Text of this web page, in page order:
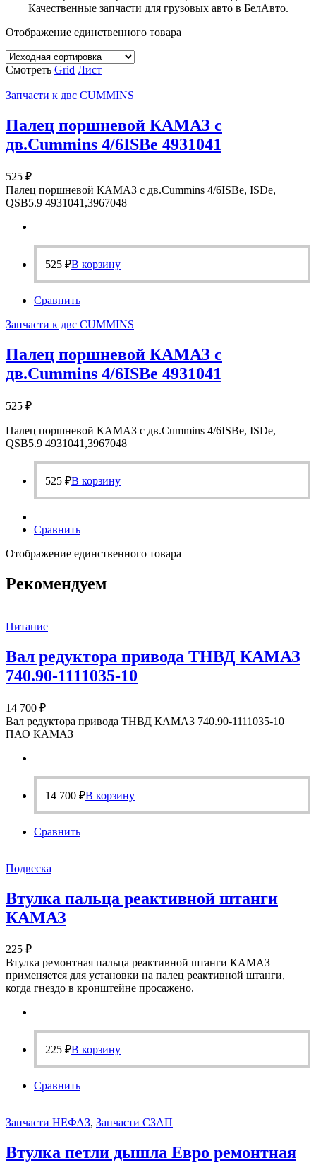
Качественные запчасти для грузовых авто в БелАвто.
Отображение единственного товара
Смотреть Grid Лист
Запчасти к двс CUMMINS
Палец поршневой КАМАЗ с
дв.Cummins 4/6ISBe 4931041
525 ₽
Палец поршневой КАМАЗ с дв.Cummins 4/6ISBe, ISDe,
QSB5.9 4931041,3967048
525 ₽В корзину
Сравнить
Запчасти к двс CUMMINS
Палец поршневой КАМАЗ с
дв.Cummins 4/6ISBe 4931041
525 ₽
Палец поршневой КАМАЗ с дв.Cummins 4/6ISBe, ISDe,
QSB5.9 4931041,3967048
525 ₽В корзину
Сравнить
Отображение единственного товара
Рекомендуем
Питание
Вал редуктора привода ТНВД КАМАЗ
740.90-1111035-10
14 700 ₽
Вал редуктора привода ТНВД КАМАЗ 740.90-1111035-10
ПАО КАМАЗ
14 700 ₽В корзину
Сравнить
Подвеска
Втулка пальца реактивной штанги
КАМАЗ
225 ₽
Втулка ремонтная пальца реактивной штанги КАМАЗ
применяется для установки на палец реактивной штанги,
когда гнездо в кронштейне просажено.
225 ₽В корзину
Сравнить
Запчасти НЕФАЗ, Запчасти СЗАП
Втулка петли дышла Евро ремонтная